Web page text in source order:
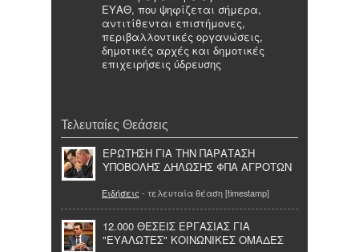
ΕΥΑΘ, που ψηφίζεται σήμερα,
αντιτίθενται επιστήμονες,
περιβαλλοντικές οργανώσεις,
δημοτικές αρχές και δημοτικές
επιχειρήσεις ύδρευσης
Τελευταίες Θεάσεις
ΕΡΩΤΗΣΗ ΓΙΑ ΤΗΝ ΠΑΡΑΤΑΣΗ
ΥΠΟΒΟΛΗΣ ΔΗΛΩΣΗΣ ΦΠΑ ΑΓΡΟΤΩΝ
Ειδήσεις - τελευταία θέαση [timestamp]
12.000 ΘΕΣΕΙΣ ΕΡΓΑΣΙΑΣ ΓΙΑ
"ΕΥΑΛΩΤΕΣ" ΚΟΙΝΩΝΙΚΕΣ ΟΜΑΔΕΣ